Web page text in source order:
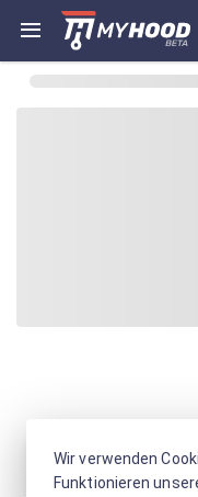
Wir verwenden
Funktionieren